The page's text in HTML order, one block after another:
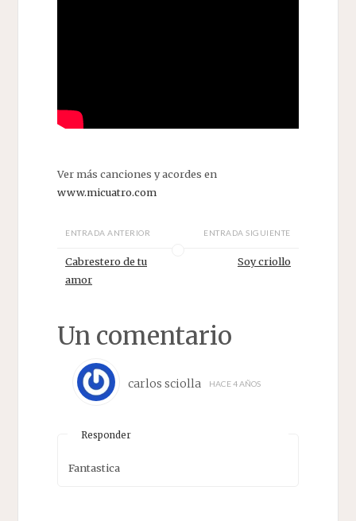
Ver más canciones y acordes en
www.micuatro.com
ENTRADA ANTERIOR
Cabrestero de tu
amor
ENTRADA SIGUIENTE
Soy criollo
Un comentario
carlos sciolla HACE 4 AÑOS
Responder
Fantastica